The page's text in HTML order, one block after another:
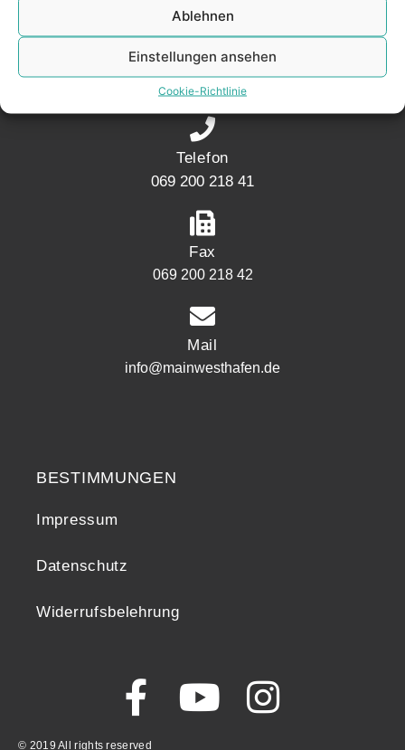
Ablehnen
Einstellungen ansehen
Cookie-Richtlinie
Adresse
Mainwesthafen Immobilien Speicherstraße 5
60327 Frankfurt
Telefon
069 200 218 41
Fax
069 200 218 42
Mail
info@mainwesthafen.de
BESTIMMUNGEN
Impressum
Datenschutz
Widerrufsbelehrung
© 2019 All rights reserved